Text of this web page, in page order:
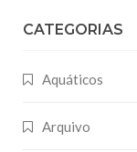
CATEGORIAS
Aquáticos
Arquivo